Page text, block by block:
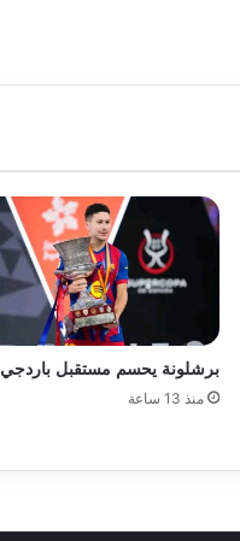
برشلونة يحسم مستقبل باردجي
منذ 13 ساعة